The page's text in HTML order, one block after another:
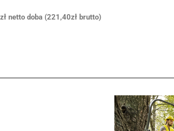
netto doba (221,40zł brutto)